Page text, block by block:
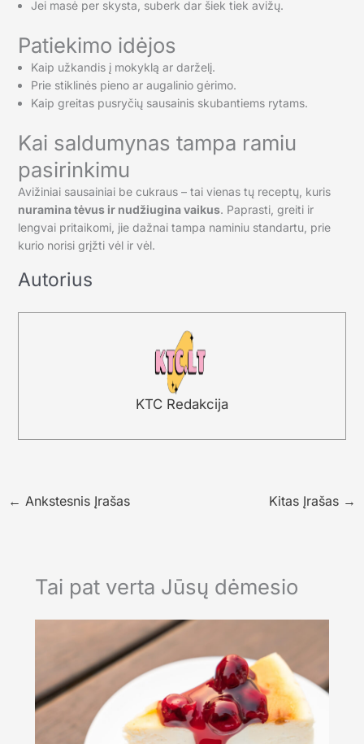
Jei masė per skysta, suberk dar šiek tiek avižų.
Patiekimo idėjos
Kaip užkandis į mokyklą ar darželį.
Prie stiklinės pieno ar augalinio gėrimo.
Kaip greitas pusryčių sausainis skubantiems rytams.
Kai saldumynas tampa ramiu
pasirinkimu
Avižiniai sausainiai be cukraus – tai vienas tų receptų, kuris
nuramina tėvus ir nudžiugina vaikus. Paprasti, greiti ir
lengvai pritaikomi, jie dažnai tampa naminiu standartu, prie
kurio norisi grįžti vėl ir vėl.
Autorius
KTC Redakcija
← Ankstesnis Įrašas Kitas Įrašas →
Tai pat verta Jūsų dėmesio